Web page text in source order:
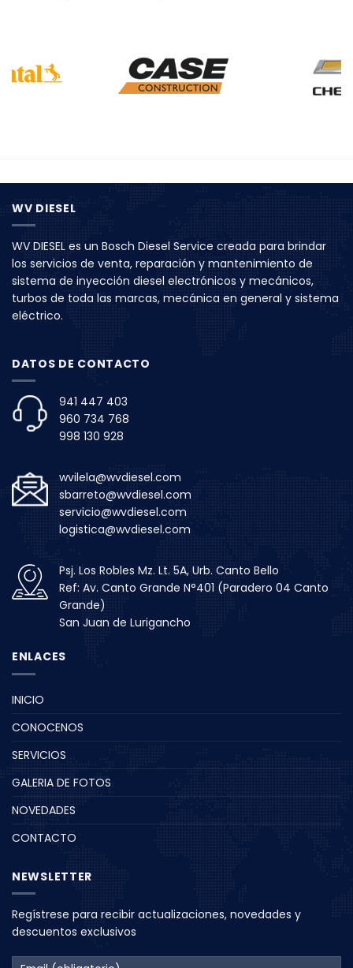
WV DIESEL
WV DIESEL es un Bosch Diesel Service creada para brindar
los servicios de venta, reparación y mantenimiento de
sistema de inyección diesel electrónicos y mecánicos,
turbos de toda las marcas, mecánica en general y sistema
eléctrico.
DATOS DE CONTACTO
941 447 403
960 734 768
998 130 928
wvilela@wvdiesel.com
sbarreto@wvdiesel.com
servicio@wvdiesel.com
logistica@wvdiesel.com
Psj. Los Robles Mz. Lt. 5A, Urb. Canto Bello
Ref: Av. Canto Grande N°401 (Paradero 04 Canto
Grande)
San Juan de Lurigancho
ENLACES
INICIO
CONOCENOS
SERVICIOS
GALERIA DE FOTOS
NOVEDADES
CONTACTO
NEWSLETTER
Regístrese para recibir actualizaciones, novedades y
descuentos exclusivos